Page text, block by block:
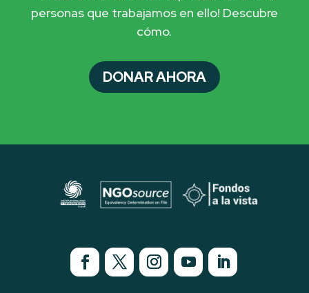
personas que trabajamos en ello! Descubre
cómo.
DONAR AHORA